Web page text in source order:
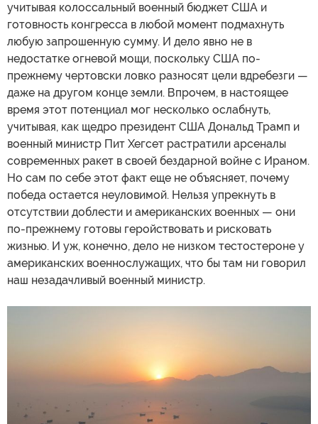
учитывая колоссальный военный бюджет США и
готовность конгресса в любой момент подмахнуть
любую запрошенную сумму. И дело явно не в
недостатке огневой мощи, поскольку США по-
прежнему чертовски ловко разносят цели вдребезги —
даже на другом конце земли. Впрочем, в настоящее
время этот потенциал мог несколько ослабнуть,
учитывая, как щедро президент США Дональд Трамп и
военный министр Пит Хегсет растратили арсеналы
современных ракет в своей бездарной войне с Ираном.
Но сам по себе этот факт еще не объясняет, почему
победа остается неуловимой. Нельзя упрекнуть в
отсутствии доблести и американских военных — они
по-прежнему готовы геройствовать и рисковать
жизнью. И уж, конечно, дело не низком тестостероне у
американских военнослужащих, что бы там ни говорил
наш незадачливый военный министр.